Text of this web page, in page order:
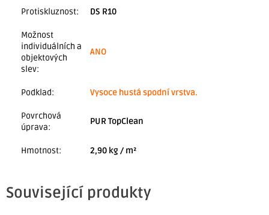
Protiskluznost: DS R10
Možnost
individuálních a
objektových
slev:
ANO
Podklad: Vysoce hustá spodní vrstva.
Povrchová
úprava:
PUR TopClean
Hmotnost: 2,90 kg / m²
Související produkty